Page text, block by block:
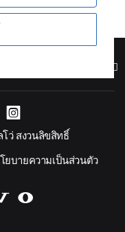
ว่ สงวนลิขสิทธิ์
ยบายความเป็นส่วนตัว